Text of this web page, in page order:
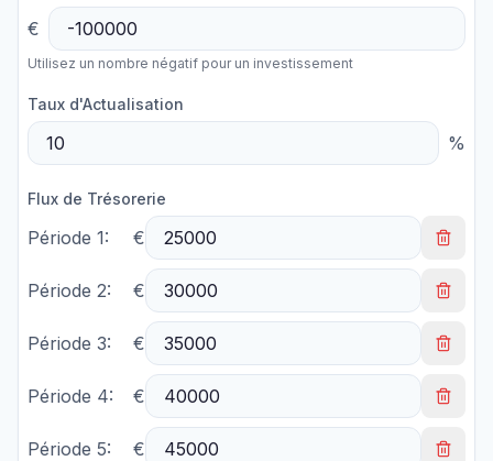
€
Utilisez un nombre négatif pour un investissement
Taux d'Actualisation
%
Flux de Trésorerie
Période 1: €
Période 2: €
Période 3: €
Période 4: €
Période 5: €